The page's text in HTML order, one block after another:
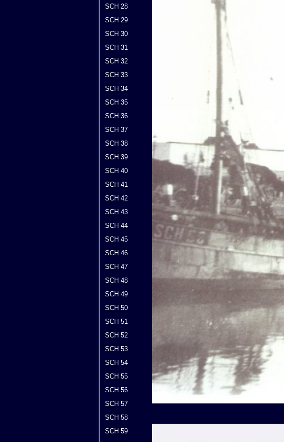
SCH 28
SCH 29
SCH 30
SCH 31
SCH 32
SCH 33
SCH 34
SCH 35
SCH 36
SCH 37
SCH 38
SCH 39
SCH 40
SCH 41
SCH 42
SCH 43
SCH 44
SCH 45
SCH 46
SCH 47
SCH 48
SCH 49
SCH 50
SCH 51
SCH 52
SCH 53
SCH 54
SCH 55
SCH 56
SCH 57
SCH 58
SCH 59